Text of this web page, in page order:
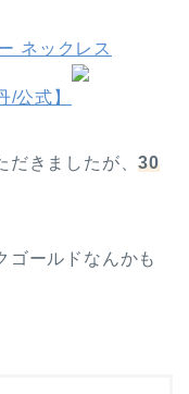
ネックレス
公式】
だきましたが、30
ゴールドなんかも